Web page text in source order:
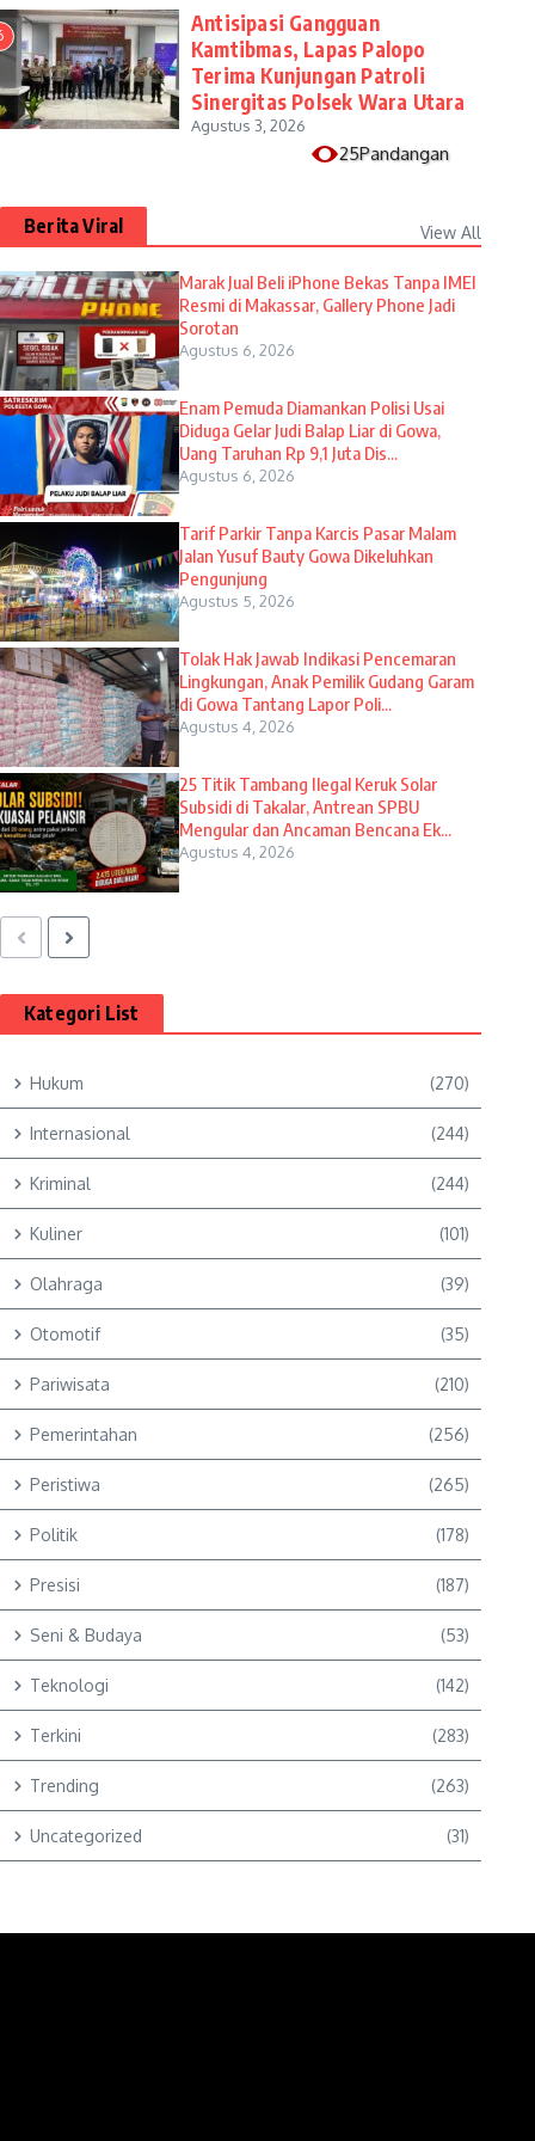
Antisipasi Gangguan
Kamtibmas, Lapas Palopo
Terima Kunjungan Patroli
Sinergitas Polsek Wara Utara
Agustus 3, 2026
25Pandangan
Berita Viral View All
​Marak Jual Beli iPhone Bekas Tanpa IMEI
Resmi di Makassar, Gallery Phone Jadi
Sorotan
Agustus 6, 2026
Enam Pemuda Diamankan Polisi Usai
Diduga Gelar Judi Balap Liar di Gowa,
Uang Taruhan Rp 9,1 Juta Dis...
Agustus 6, 2026
Tarif Parkir Tanpa Karcis Pasar Malam
Jalan Yusuf Bauty Gowa Dikeluhkan
Pengunjung
Agustus 5, 2026
Tolak Hak Jawab Indikasi Pencemaran
Lingkungan, Anak Pemilik Gudang Garam
di Gowa Tantang Lapor Poli...
Agustus 4, 2026
25 Titik Tambang Ilegal Keruk Solar
Subsidi di Takalar, Antrean SPBU
Mengular dan Ancaman Bencana Ek...
Agustus 4, 2026
Kategori List
Hukum (270)
Internasional (244)
Kriminal (244)
Kuliner (101)
Olahraga (39)
Otomotif (35)
Pariwisata (210)
Pemerintahan (256)
Peristiwa (265)
Politik (178)
Presisi (187)
Seni & Budaya (53)
Teknologi (142)
Terkini (283)
Trending (263)
Uncategorized (31)